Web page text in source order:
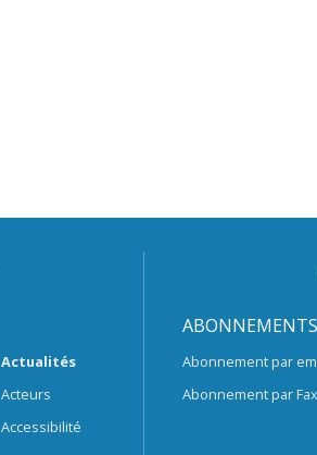
Actualités
Acteurs
Accessibilité
Abonnement par
Abonnement par Fax